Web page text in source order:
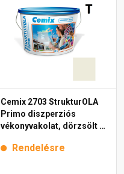
Cemix 2703 StrukturOLA
Primo diszperziós
vékonyvakolat, dörzsölt 2
Rendelésre